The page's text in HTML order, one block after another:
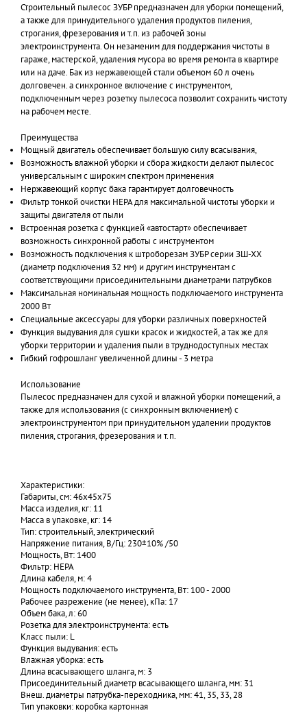
Строительный пылесос ЗУБР предназначен для уборки помещений,
а также для принудительного удаления продуктов пиления,
строгания, фрезерования и т.п. из рабочей зоны
электроинструмента. Он незаменим для поддержания чистоты в
гараже, мастерской, удаления мусора во время ремонта в квартире
или на даче. Бак из нержавеющей стали объемом 60 л очень
долговечен. а синхронное включение с инструментом,
подключенным через розетку пылесоса позволит сохранить чистоту
на рабочем месте.
Преимущества
Мощный двигатель обеспечивает большую силу всасывания,
Возможность влажной уборки и сбора жидкости делают пылесос
универсальным с широким спектром применения
Нержавеющий корпус бака гарантирует долговечность
Фильтр тонкой очистки HEPA для максимальной чистоты уборки и
защиты двигателя от пыли
Встроенная розетка с функцией «автостарт» обеспечивает
возможность синхронной работы с инструментом
Возможность подключения к штроборезам ЗУБР серии ЗШ-ХХ
(диаметр подключения 32 мм) и другим инструментам с
соответствующими присоединительными диаметрами патрубков
Максимальная номинальная мощность подключаемого инструмента
2000 Вт
Специальные аксессуары для уборки различных поверхностей
Функция выдувания для сушки красок и жидкостей, а так же для
уборки территории и удаления пыли в труднодоступных местах
Гибкий гофрошланг увеличенной длины - 3 метра
Использование
Пылесос предназначен для сухой и влажной уборки помещений, а
также для использования (с синхронным включением) с
электроинструментом при принудительном удалении продуктов
пиления, строгания, фрезерования и т.п.
Характеристики:
Габариты, см: 46x45x75
Масса изделия, кг: 11
Масса в упаковке, кг: 14
Тип: строительный, электрический
Напряжение питания, В/Гц: 230±10% /50
Мощность, Вт: 1400
Фильтр: HEPA
Длина кабеля, м: 4
Мощность подключаемого инструмента, Вт: 100 - 2000
Рабочее разрежение (не менее), кПа: 17
Объем бака, л: 60
Розетка для электроинструмента: есть
Класс пыли: L
Функция выдувания: есть
Влажная уборка: есть
Длина всасывающего шланга, м: 3
Присоединительный диаметр всасывающего шланга, мм: 31
Внеш. диаметры патрубка-переходника, мм: 41, 35, 33, 28
Тип упаковки: коробка картонная